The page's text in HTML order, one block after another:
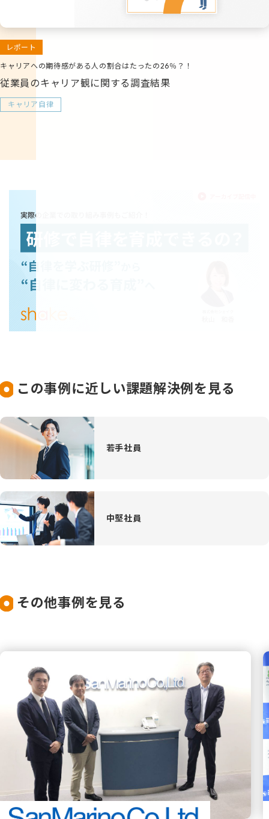
レポート
キャリアへの期待感がある人の割合はたったの26％？！
従業員のキャリア観に関する調査結果
キャリア自律
この事例に近しい課題解決例を見る
若手社員
中堅社員
その他事例を見る